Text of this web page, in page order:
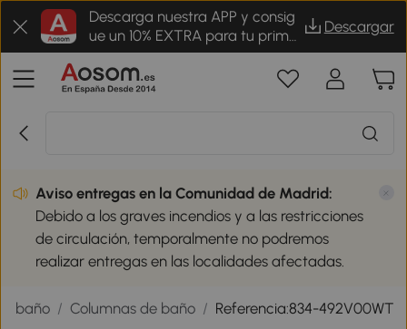
Descarga nuestra APP y consig
ue un 10% EXTRA para tu prime
r pedido
Descargar
Aviso entregas en la Comunidad de Madrid:
Debido a los graves incendios y a las restricciones
de circulación, temporalmente no podremos
realizar entregas en las localidades afectadas.
baño / Columnas de baño / Referencia:834-492V00WT